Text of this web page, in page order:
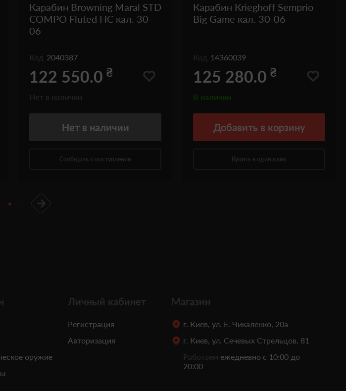
Карабин Browning Maral STD
COMPO Fluted HC кал. 30-
06
Код 2040387
122 550.0 ₴
Нет в наличии
Сообщить о поступлении
Карабин Кrieghoff Semprio
Big Game кал. 30-06
Код 14360039
125 280.0 ₴
В наличии
Добавить в корзину
Купить в один клик
оружие
Личный кабинет
Регистрация
Авторизация
Магазин
г. Киев, ул. Е. Чикаленко, 20а
г. Киев, ул. Сечевых Стрельцов, 81
Работаем ежедневно с 10:00 до
20:00